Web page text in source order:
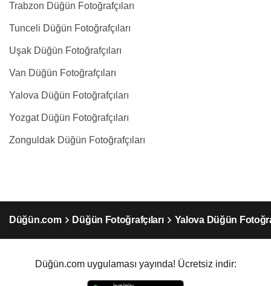
Trabzon Düğün Fotoğrafçıları
Tunceli Düğün Fotoğrafçıları
Uşak Düğün Fotoğrafçıları
Van Düğün Fotoğrafçıları
Yalova Düğün Fotoğrafçıları
Yozgat Düğün Fotoğrafçıları
Zonguldak Düğün Fotoğrafçıları
Düğün.com Düğün Fotoğrafçıları Yalova Düğün
Düğün.com uygulaması yayında! Ücretsiz indir: